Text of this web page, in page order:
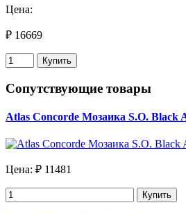
Цена:
₽ 16669
Купить
Сопутствующие товары
Atlas Concorde Мозаика S.O. Black
Цена: ₽ 11481
Купить